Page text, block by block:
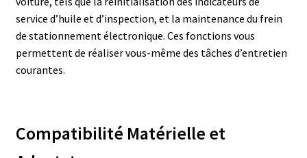
service d’huile et d’inspection, et la maintenance du frein
de stationnement électronique. Ces fonctions vous
permettent de réaliser vous-même des tâches d’entretien
courantes.
Compatibilité Matérielle et